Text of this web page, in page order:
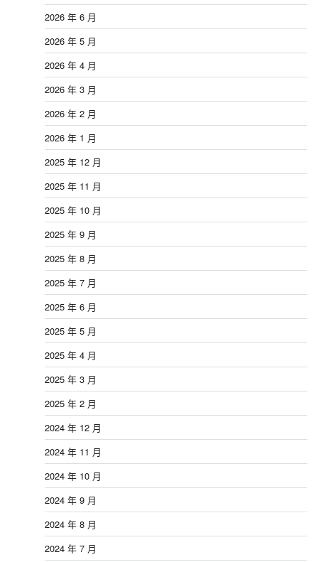
2026 年 6 月
2026 年 5 月
2026 年 4 月
2026 年 3 月
2026 年 2 月
2026 年 1 月
2025 年 12 月
2025 年 11 月
2025 年 10 月
2025 年 9 月
2025 年 8 月
2025 年 7 月
2025 年 6 月
2025 年 5 月
2025 年 4 月
2025 年 3 月
2025 年 2 月
2024 年 12 月
2024 年 11 月
2024 年 10 月
2024 年 9 月
2024 年 8 月
2024 年 7 月